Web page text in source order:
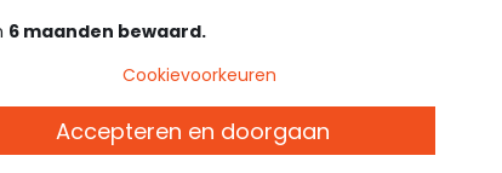
6 maanden bewaard.
Cookievoorkeuren
Accepteren en doorgaan